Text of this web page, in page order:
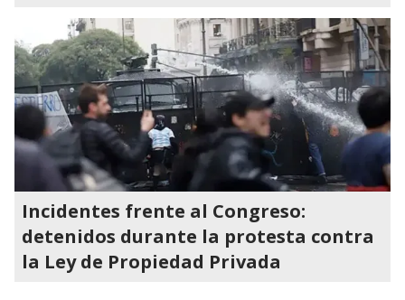
Incidentes frente al Congreso:
detenidos durante la protesta contra
la Ley de Propiedad Privada